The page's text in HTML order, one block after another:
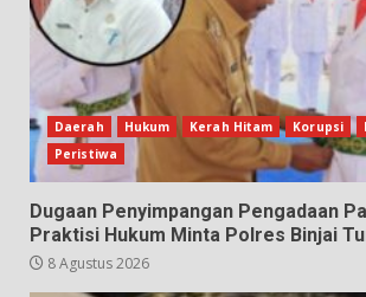
Daerah Hukum Kerah Hitam Korupsi
Peristiwa
Dugaan Penyimpangan Pengadaan
Praktisi Hukum Minta Polres Binjai
8 Agustus 2026